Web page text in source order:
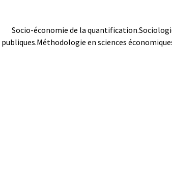
Socio-économie de la quantification.
publiques.Méthodologie en sciences